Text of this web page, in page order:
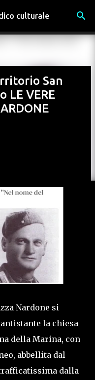
principaliculturale
San
LE VERE
Nardone si
la chiesa
della Marina, con
abbellita dal
dalla